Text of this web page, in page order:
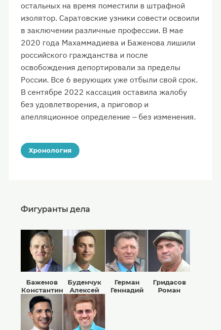
остальных на время поместили в штрафной
изолятор. Саратовские узники совести освоили
в заключении различные профессии. В мае
2020 года Махаммадиева и Баженова лишили
российского гражданства и после
освобождения депортировали за пределы
России. Все 6 верующих уже отбыли свой срок.
В сентябре 2022 кассация оставила жалобу
без удовлетворения, а приговор и
апелляционное определение – без изменения.
Хронология
Фигуранты дела
Баженов
Константин
Буденчук
Алексей
Герман
Геннадий
Гридасов
Роман